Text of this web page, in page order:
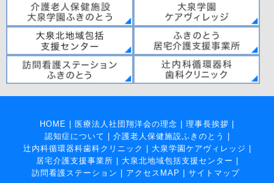
HOME 医療法人社団翔洋会の理念 理事長挨拶
認知症について
介護老人保健施設ふきのとう
辻内科循環器科歯科クリニック
大泉学園ケアヴィレッジ
居宅介護支援事業所
大泉北地域包括支援センター
訪問看護ステーション
アクセスMAP サイトマップ